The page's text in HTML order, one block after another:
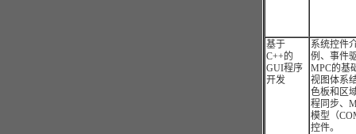
基于
C++的
GUI程序
开发
系统控件
例、事件
MPC的基
视图体系
色板和区
程同步、
模型（
控件。